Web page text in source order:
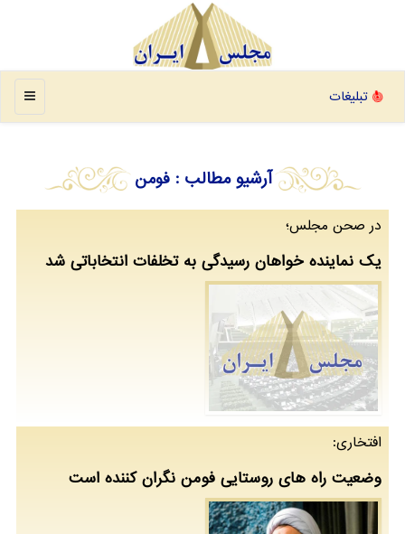
منو تبلیغات
آرشیو مطالب : فومن
در صحن مجلس؛
یک نماینده خواهان رسیدگی به تخلفات انتخاباتی شد
افتخاری:
وضعیت راه های روستایی فومن نگران كننده است